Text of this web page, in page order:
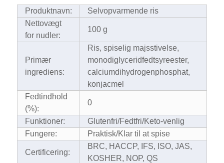
Produktnavn:
Selvopvarmende ris
Nettovægt
for nudler:
100 g
Primær
ingrediens:
Ris, spiselig majsstivelse,
monodiglyceridfedtsyreester,
calciumdihydrogenphosphat,
konjacmel
Fedtindhold
(%):
0
Funktioner:
Glutenfri/Fedtfri/Keto-venlig
Fungere:
Praktisk/Klar til at spise
Certificering:
BRC, HACCP, IFS, ISO, JAS,
KOSHER, NOP, QS